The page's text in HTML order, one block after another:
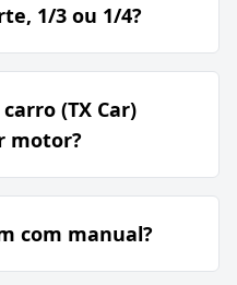
1/3 ou 1/4?
(TX Car)
motor?
com manual?